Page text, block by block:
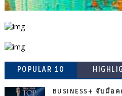
POPULAR 10
BUSINESS+ จับมื